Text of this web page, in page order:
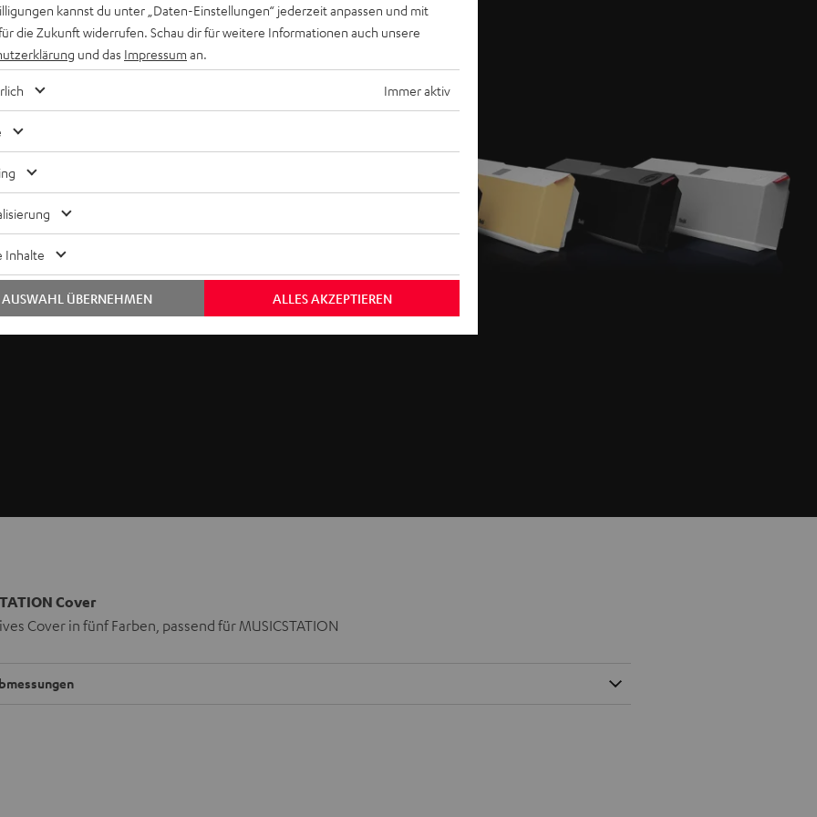
in
Cover
Cover in fünf Farben, passend für MUSICSTATION
kannst du unter „Daten-Einstellungen“ jederzeit anpassen und mit
die Zukunft widerrufen. Schau dir für weitere Informationen auch unsere
und das Impressum an.
Immer aktiv
Inhalte
ALLES AKZEPTIEREN
AUSWAHL ÜBERNEHMEN